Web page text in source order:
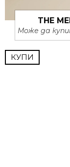
THE
Може да
КУПИ